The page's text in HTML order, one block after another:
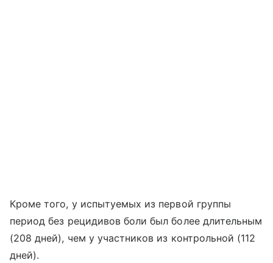
Кроме того, у испытуемых из первой группы
период без рецидивов боли был более длительным
(208 дней), чем у участников из контрольной (112
дней).